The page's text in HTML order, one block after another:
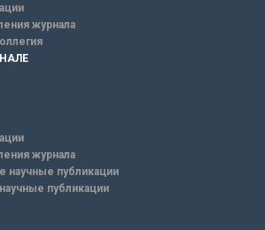
журнала
журнала
публикации
публикации